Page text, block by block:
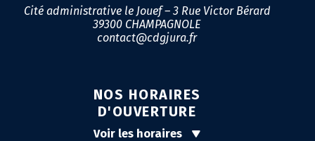
Cité administrative le Jouef – 3 Rue Victor Bérard
39300 CHAMPAGNOLE
contact@cdgjura.fr
NOS HORAIRES
D'OUVERTURE
Voir les horaires